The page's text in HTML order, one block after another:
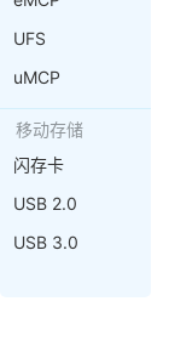
UFS
uMCP
移动存储
闪存卡
USB 2.0
USB 3.0